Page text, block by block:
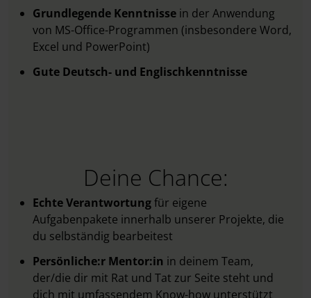
Grundlegende Kenntnisse in der Anwendung
von MS-Office-Programmen (insbesondere Word,
Excel und PowerPoint)
Gute Deutsch- und Englischkenntnisse
Deine Chance:
Echte Verantwortungfür eigene
Aufgabenpakete innerhalb unserer Projekte, die
du selbständig bearbeitest
Persönliche:r Mentor:in in deinem Team,
der/die dir mit Rat und Tat zur Seite steht und
dich mit umfassendem Know-how unterstützt